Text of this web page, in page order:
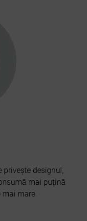
privește designul,
mai puțină
mai mare.